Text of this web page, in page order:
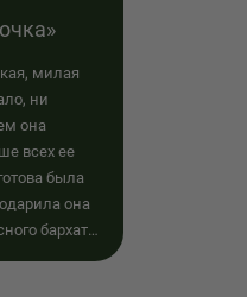
милая
ни
она
всех ее
была
она
бархата